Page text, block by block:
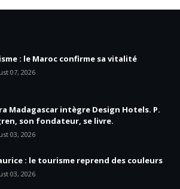
: le Maroc confirme sa vitalité
07, 2026
Madagascar intègre Design Hotels. P.
son fondateur, se livre.
03, 2026
: le tourisme reprend des couleurs
03, 2026